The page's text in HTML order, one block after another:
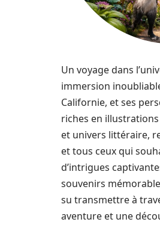
Un voyage dans
immersion
Californie, et ses
riches en
et univers littéraire,
et tous ceux qui
d’intrigues
souvenirs
su transmettre à
aventure et une